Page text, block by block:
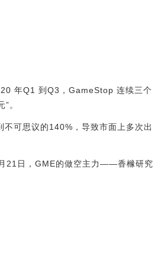
年Q1 到Q3，GameStop 连续三个
。
可思议的140%，导致市面上多次出
21日，GME的做空主力——香橼研究